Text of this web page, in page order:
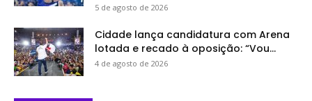
5 de agosto de 2026
Cidade lança candidatura com Arena
lotada e recado à oposição: “Vou...
4 de agosto de 2026